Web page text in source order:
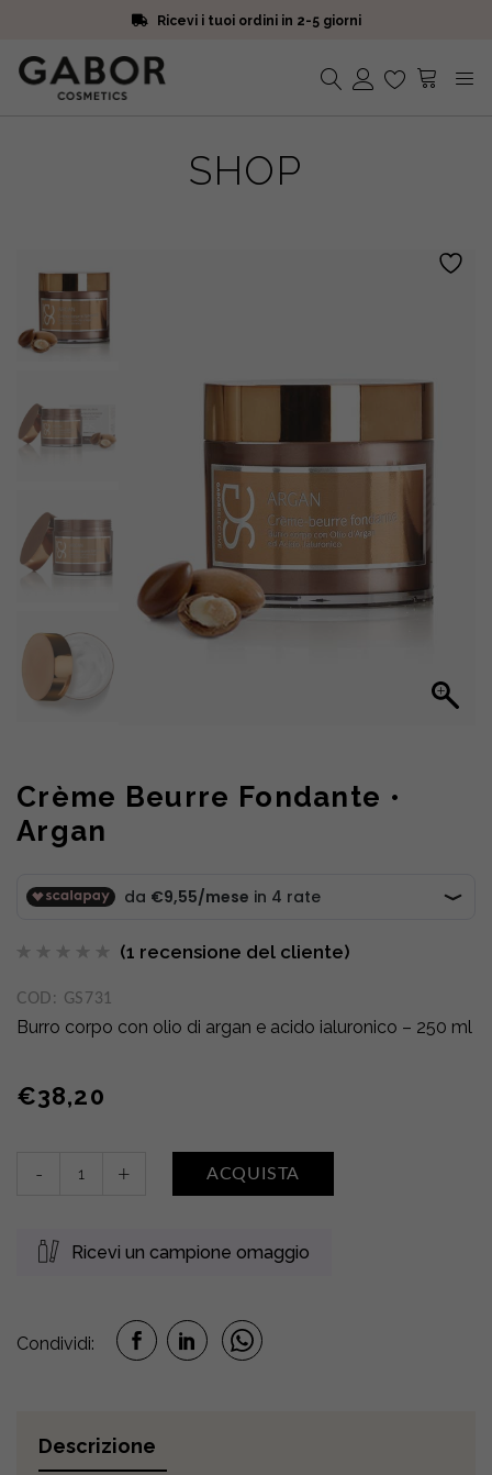
Scegli campioni omaggio a ogni ordine
Iscriviti alla Newsletter. 15% di sconto e spedizione gratuita
Ricevi i tuoi ordini in 2-5 giorni
SHOP
Crème Beurre Fondante •
Argan
Valutato
base di
1
recensioni
(1 recensione del cliente)
COD: GS731
Burro corpo con olio di argan e acido ialuronico – 250 ml
€38,20
Argan
- + ACQUISTA
Ricevi un campione omaggio
Condividi:
Descrizione